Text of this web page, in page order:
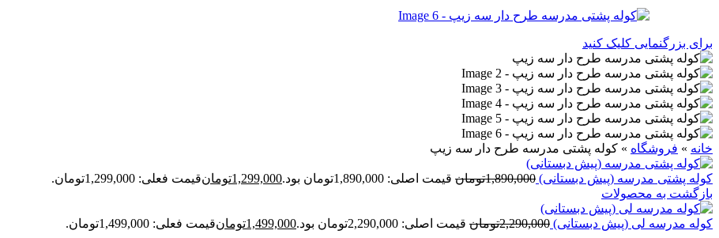
برای بزرگنمایی کلیک کنید
خانه » فروشگاه » کوله پشتی مدرسه طرح دار سه زیپ
کوله پشتی مدرسه (پیش دبستانی) 1,890,000تومان قیمت اصلی: 1,890,000تومان بود. 1,299,000تومانقیمت فعلی: 1,299,000تومان.
بازگشت به محصولات
کوله مدرسه لی (پیش دبستانی) 2,290,000تومان قیمت اصلی: 2,290,000تومان بود. 1,499,000تومانقیمت فعلی: 1,499,000تومان.